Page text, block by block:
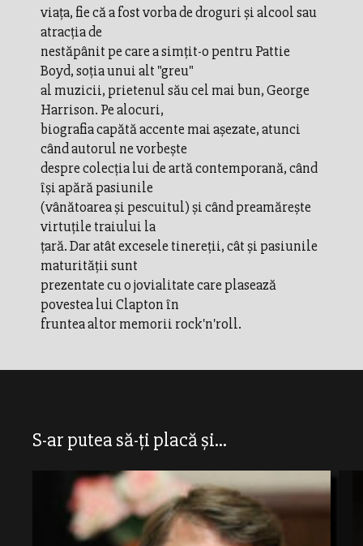
viaţa, fie că a fost vorba de droguri şi alcool sau
atracţia de
nestăpânit pe care a simţit-o pentru Pattie
Boyd, soţia unui alt "greu"
al muzicii, prietenul său cel mai bun, George
Harrison. Pe alocuri,
biografia capătă accente mai aşezate, atunci
când autorul ne vorbeşte
despre colecţia lui de artă contemporană, când
îşi apără pasiunile
(vânătoarea şi pescuitul) şi când preamăreşte
virtuţile traiului la
ţară. Dar atât excesele tinereţii, cât şi pasiunile
maturităţii sunt
prezentate cu o jovialitate care plasează
povestea lui Clapton în
fruntea altor memorii rock'n'roll.
S-ar putea să-ți placă și...